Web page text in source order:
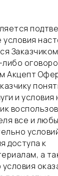
Акцепт
и
все и
доступа к
а